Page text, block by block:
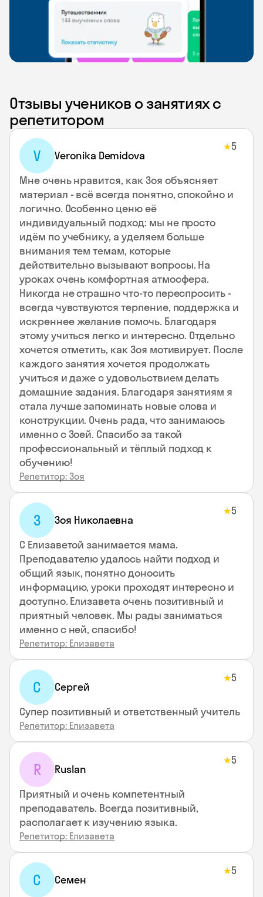
Отзывы учеников о занятиях с
репетитором
V Veronika Demidova
★5
Мне очень нравится, как Зоя объясняет
материал - всё всегда понятно, спокойно и
логично. Особенно ценю её
индивидуальный подход: мы не просто
идём по учебнику, а уделяем больше
внимания тем темам, которые
действительно вызывают вопросы. На
уроках очень комфортная атмосфера.
Никогда не страшно что-то переспросить -
всегда чувствуются терпение, поддержка и
искреннее желание помочь. Благодаря
этому учиться легко и интересно. Отдельно
хочется отметить, как Зоя мотивирует. После
каждого занятия хочется продолжать
учиться и даже с удовольствием делать
домашние задания. Благодаря занятиям я
стала лучше запоминать новые слова и
конструкции. Очень рада, что занимаюсь
именно с Зоей. Спасибо за такой
профессиональный и тёплый подход к
обучению!
Репетитор: Зоя
З Зоя Николаевна
★5
С Елизаветой занимается мама.
Преподавателю удалось найти подход и
общий язык, понятно доносить
информацию, уроки проходят интересно и
доступно. Елизавета очень позитивный и
приятный человек. Мы рады заниматься
именно с ней, спасибо!
Репетитор: Елизавета
С Сергей
★5
Супер позитивный и ответственный учитель
Репетитор: Елизавета
R Ruslan
★5
Приятный и очень компетентный
преподаватель. Всегда позитивный,
располагает к изучению языка.
Репетитор: Елизавета
С Семен
★5